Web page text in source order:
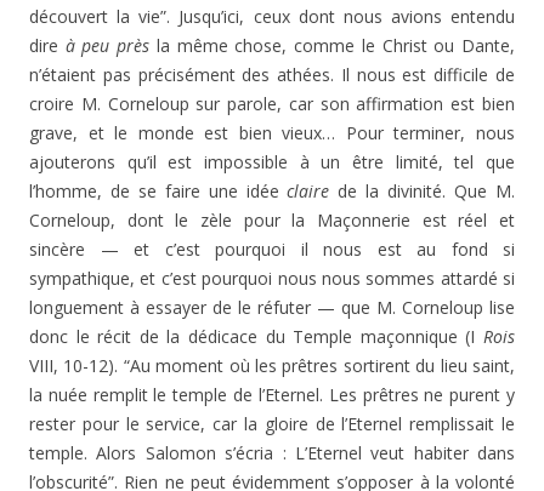
découvert la vie”. Jusqu’ici, ceux dont nous avions entendu
dire à peu près la même chose, comme le Christ ou Dante,
n’étaient pas précisément des athées. Il nous est difficile de
croire M. Corneloup sur parole, car son affirmation est bien
grave, et le monde est bien vieux… Pour terminer, nous
ajouterons qu’il est impossible à un être limité, tel que
l’homme, de se faire une idéeclaire de la divinité. Que M.
Corneloup, dont le zèle pour la Maçonnerie est réel et
sincère — et c’est pourquoi il nous est au fond si
sympathique, et c’est pourquoi nous nous sommes attardé si
longuement à essayer de le réfuter — que M. Corneloup lise
donc le récit de la dédicace du Temple maçonnique (I Rois
VIII, 10-12). “Au moment où les prêtres sortirent du lieu saint,
la nuée remplit le temple de l’Eternel. Les prêtres ne purent y
rester pour le service, car la gloire de l’Eternel remplissait le
temple. Alors Salomon s’écria : L’Eternel veut habiter dans
l’obscurité”. Rien ne peut évidemment s’opposer à la volonté